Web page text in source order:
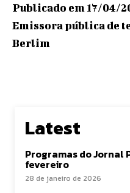
Publicado em 17/04/
Emissora pública de
Berlim
Latest
Programas do Jornal
fevereiro
28 de janeiro de 2026